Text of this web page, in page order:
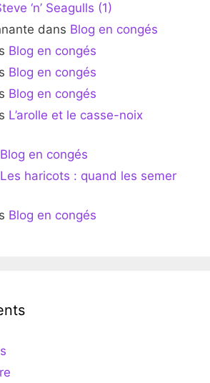
‘n’ Seagulls (1)
dans Blog en congés
Blog en congés
Blog en congés
Blog en congés
L’arolle et le casse-noix
Blog en congés
Les haricots : quand les semer
Blog en congés